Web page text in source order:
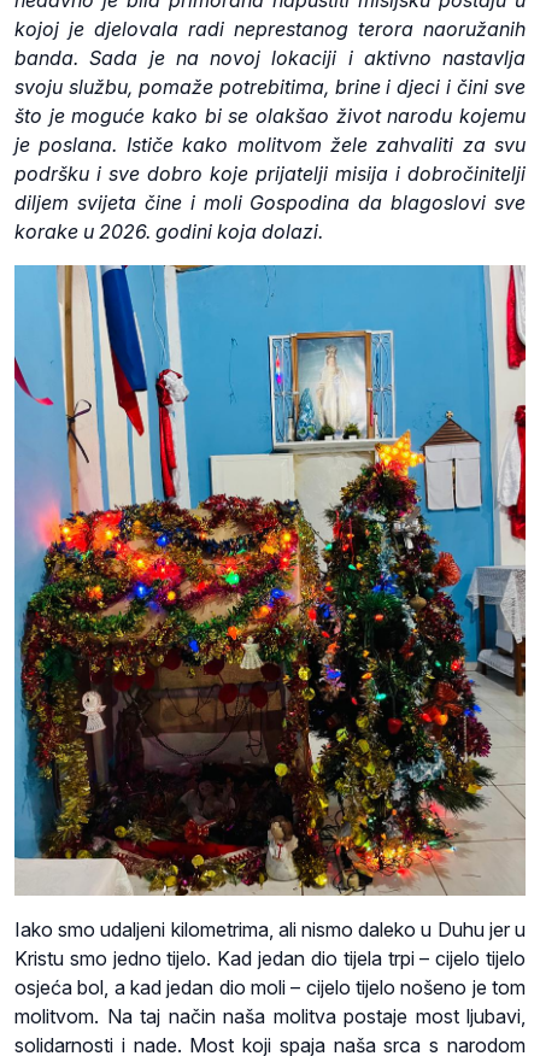
kojoj je djelovala radi neprestanog terora naoružanih
banda. Sada je na novoj lokaciji i aktivno nastavlja
svoju službu, pomaže potrebitima, brine i djeci i čini sve
što je moguće kako bi se olakšao život narodu kojemu
je poslana. Ističe kako molitvom žele zahvaliti za svu
podršku i sve dobro koje prijatelji misija i dobročinitelji
diljem svijeta čine i moli Gospodina da blagoslovi sve
korake u 2026. godini koja dolazi.
Iako smo udaljeni kilometrima, ali nismo daleko u Duhu jer u
Kristu smo jedno tijelo. Kad jedan dio tijela trpi – cijelo tijelo
osjeća bol, a kad jedan dio moli – cijelo tijelo nošeno je tom
molitvom. Na taj način naša molitva postaje most ljubavi,
solidarnosti i nade. Most koji spaja naša srca s narodom